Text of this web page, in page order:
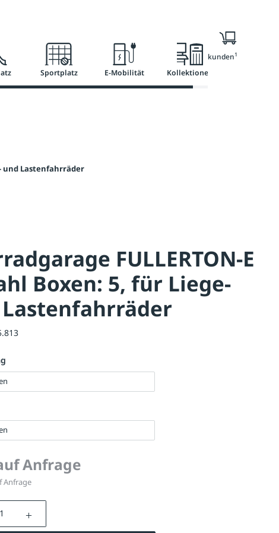
Sportplatz E-Mobilität Kollektionen
Nur für Geschäftskunden1
und Lastenfahrräder
FULLERTON-E
Boxen: 5, für Liege-
Anfrage
Anfrage
Anzahl: Gib den gewünschten Wert ein oder